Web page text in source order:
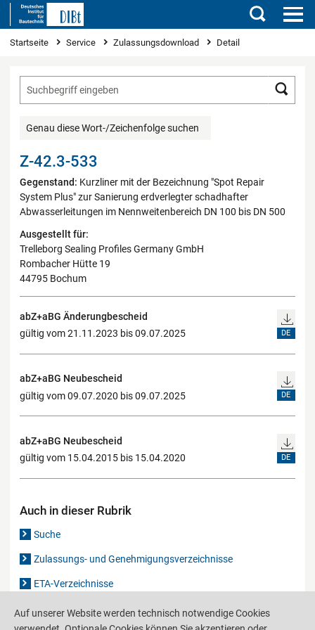
Suchen
Sie sind hier
Startseite Service Zulassungsdownload Detail
Genau diese Wort-/Zeichenfolge suchen
Z-42.3-533
Gegenstand: Kurzliner mit der Bezeichnung "Spot Repair
System Plus" zur Sanierung erdverlegter schadhafter
Abwasserleitungen im Nennweitenbereich DN 100 bis DN 500
Ausgestellt für:
Trelleborg Sealing Profiles Germany GmbH
Rombacher Hütte 19
44795 Bochum
abZ+aBG Änderungbescheid
gültig vom 21.11.2023 bis 09.07.2025
DE
abZ+aBG Neubescheid
gültig vom 09.07.2020 bis 09.07.2025
DE
abZ+aBG Neubescheid
gültig vom 15.04.2015 bis 15.04.2020
DE
Auch in dieser Rubrik
Suche
Zulassungs- und Genehmigungsverzeichnisse
ETA-Verzeichnisse
Gutachten-Verzeichnis
Auf unserer Website werden technisch notwendige Cookies